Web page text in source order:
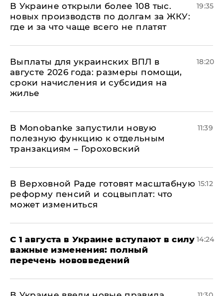
В Украине открыли более 108 тыс.
новых производств по долгам за ЖКУ:
где и за что чаще всего не платят
19:35
Выплаты для украинских ВПЛ в
августе 2026 года: размеры помощи,
сроки начисления и субсидия на
жилье
18:20
В Мonobankе запустили новую
полезную функцию к отдельным
транзакциям – Гороховский
11:39
В Верховной Раде готовят масштабную
реформу пенсий и соцвыплат: что
может измениться
15:12
С 1 августа в Украине вступают в силу
важные изменения: полный
перечень нововведений
14:24